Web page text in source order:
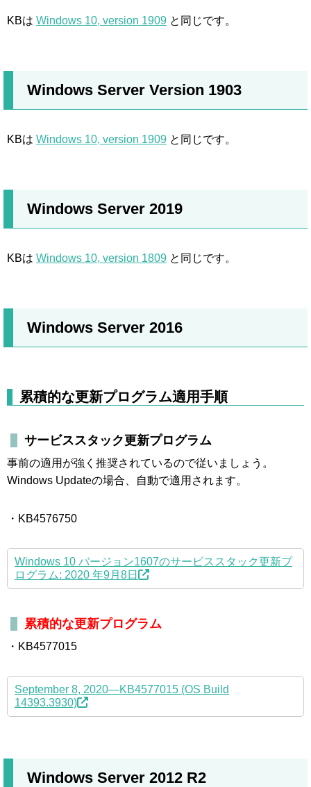
KBは Windows 10, version 1909 と同じです。
Windows Server Version 1903
KBは Windows 10, version 1909 と同じです。
Windows Server 2019
KBは Windows 10, version 1809 と同じです。
Windows Server 2016
累積的な更新プログラム適用手順
サービススタック更新プログラム
事前の適用が強く推奨されているので従いましょう。
Windows Updateの場合、自動で適用されます。
・KB4576750
Windows 10 バージョン1607のサービススタック更新プ
ログラム: 2020 年9月8日
累積的な更新プログラム
・KB4577015
September 8, 2020—KB4577015 (OS Build
14393.3930)
Windows Server 2012 R2